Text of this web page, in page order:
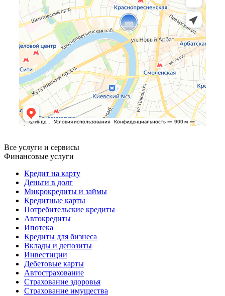
Все услуги и сервисы
Финансовые услуги
Кредит на карту
Деньги в долг
Микрокредиты и займы
Кредитные карты
Потребительские кредиты
Автокредиты
Ипотека
Кредиты для бизнеса
Вклады и депозиты
Инвестиции
Дебетовые карты
Автострахование
Страхование здоровья
Страхование имущества